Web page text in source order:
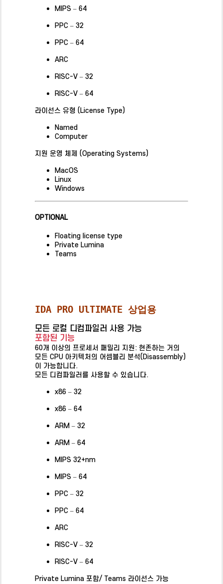
MIPS – 64
PPC – 32
PPC – 64
ARC
RISC-V – 32
RISC-V – 64
라이선스 유형 (License Type)
Named
Computer
지원 운영 체제 (Operating Systems)
MacOS
Linux
Windows
OPTIONAL
Floating license type
Private Lumina
Teams
IDA PRO UlTIMATE 상업용
모든 로컬 디컴파일러 사용 가능
포함된 기능
60개 이상의 프로세서 패밀리 지원: 현존하는 거의
모든 CPU 아키텍처의 어셈블리 분석(Disassembly)
이 가능합니다.
모든 디컴파일러를 사용할 수 있습니다.
x86 – 32
x86 – 64
ARM – 32
ARM – 64
MIPS 32+nm
MIPS – 64
PPC – 32
PPC – 64
ARC
RISC-V – 32
RISC-V – 64
Private Lumina 포함/ Teams 라이선스 가능